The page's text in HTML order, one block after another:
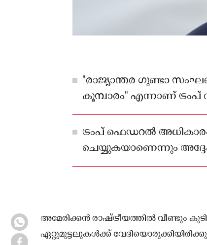
"രാജ്യാന്തര ഗുണ്ടാ
കൂമ്പാരം" എന്നാണ് ട്രംപ്
ട്രംപ് ഫെഡറൽ
ചെയ്യുകയാണെന്നും
അമേരിക്കൻ രാഷ്ട്രീയത്തിൽ വീണ്ടും
ഏറ്റുമുട്ടലുകൾക്ക്